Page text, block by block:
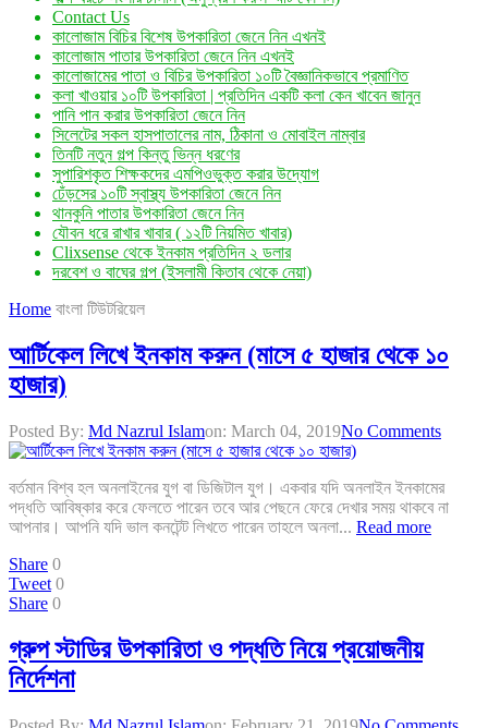
Contact Us
কালোজাম বিচির বিশেষ উপকারিতা জেনে নিন এখনই
কালোজাম পাতার উপকারিতা জেনে নিন এখনই
কালোজামের পাতা ও বিচির উপকারিতা ১০টি বৈজ্ঞানিকভাবে প্রমাণিত
কলা খাওয়ার ১০টি উপকারিতা | প্রতিদিন একটি কলা কেন খাবেন জানুন
পানি পান করার উপকারিতা জেনে নিন
সিলেটের সকল হাসপাতালের নাম, ঠিকানা ও মোবাইল নাম্বার
তিনটি নতুন গল্প কিন্তু ভিন্ন ধরণের
সুপারিশকৃত শিক্ষকদের এমপিওভুক্ত করার উদ্যোগ
ঢেঁড়সের ১০টি স্বাস্থ্য উপকারিতা জেনে নিন
থানকুনি পাতার উপকারিতা জেনে নিন
যৌবন ধরে রাখার খাবার ( ১২টি নিয়মিত খাবার)
Clixsense থেকে ইনকাম প্রতিদিন ২ ডলার
দরবেশ ও বাঘের গল্প (ইসলামী কিতাব থেকে নেয়া)
Home বাংলা টিউটরিয়েল
আর্টিকেল লিখে ইনকাম করুন (মাসে ৫ হাজার থেকে ১০
হাজার)
Posted By: Md Nazrul Islamon: March 04, 2019No Comments
বর্তমান বিশ্ব হল অনলাইনের যুগ বা ডিজিটাল যুগ। একবার যদি অনলাইন ইনকামের
পদ্ধতি আবিষ্কার করে ফেলতে পারেন তবে আর পেছনে ফেরে দেখার সময় থাকবে না
আপনার। আপনি যদি ভাল কনটেন্ট লিখতে পারেন তাহলে অনলা... Read more
Share 0
Tweet 0
Share 0
গ্রুপ স্টাডির উপকারিতা ও পদ্ধতি নিয়ে প্রয়োজনীয়
নির্দেশনা